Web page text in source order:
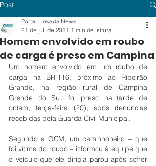
Post
Homem envolvido em roubo
de carga é preso em Campina
Portal Linkada News
21 de jul. de 2021 1 min de leitura
Um homem envolvido em um roubo de
carga na BR-116, próximo ao Ribeirão
Grande, na região rural de Campina
Grande do Sul, foi preso na tarde de
ontem, terça-feira (20), após denúncias
recebidas pela Guarda Civil Municipal.
Segundo a GCM, um caminhoneiro – que
foi vítima do roubo – informou à equipe que
o veículo que ele dirigia parou após sofrer